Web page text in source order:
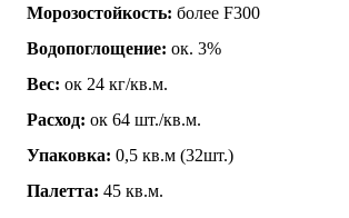
Морозостойкость: более F300
Водопоглощение: ок. 3%
Вес: ок 24 кг/кв.м.
Расход: ок 64 шт./кв.м.
Упаковка: 0,5 кв.м (32шт.)
Палетта: 45 кв.м.